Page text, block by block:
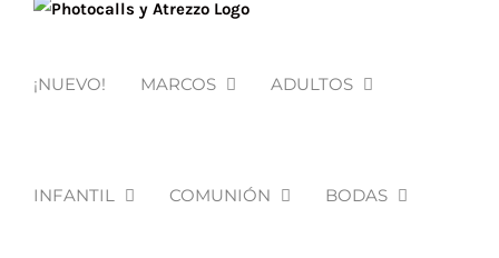
¡NUEVO! MARCOS ADULTOS
INFANTIL COMUNIÓN BODAS